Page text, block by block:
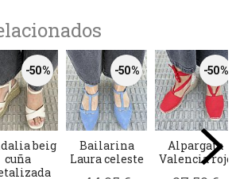
-50 %
beig
cuña
-50 %
Bailarina
Laura celeste
-50 %
Alpargata
Valencia rojo